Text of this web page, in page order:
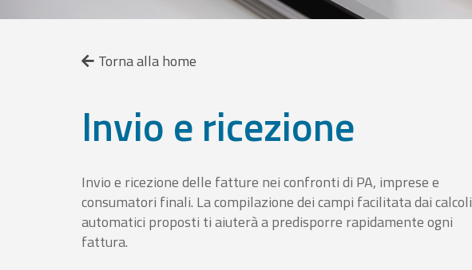
Torna alla home
Invio e ricezione
Invio e ricezione delle fatture nei confronti di PA, imprese e
consumatori finali. La compilazione dei campi facilitata dai calcoli
automatici proposti ti aiuterà a predisporre rapidamente ogni
fattura.